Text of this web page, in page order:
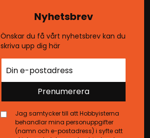
Nyhetsbrev
Önskar du få vårt nyhetsbrev kan du
skriva upp dig här
Prenumerera
Jag samtycker till att Hobbyisterna
behandlar mina personuppgifter
(namn och e-postadress) i syfte att